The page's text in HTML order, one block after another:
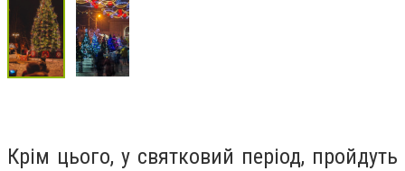
Крім цього, у святковий період, пройдуть